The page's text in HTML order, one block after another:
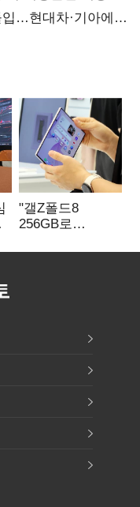
…현대차·기아에
"갤Z폴드8
256GB로
추가"